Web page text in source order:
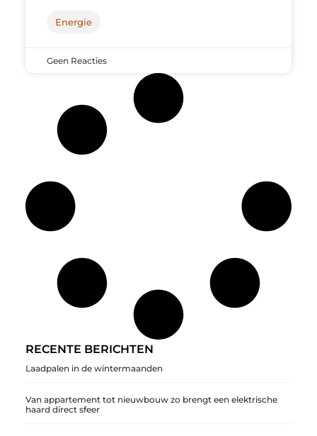
RECENTE BERICHTEN
Laadpalen in de wintermaanden
Van appartement tot nieuwbouw zo brengt een elektrische
haard direct sfeer
Energie
Geen Reacties